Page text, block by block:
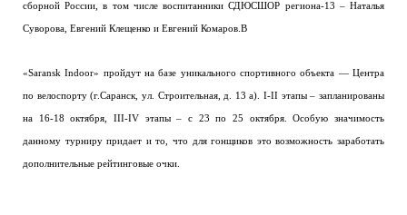
сборной России, в том числе воспитанники СДЮСШОР региона-13 – Наталья
Суворова, Евгений Клещенко и Евгений Комаров.В
«Saransk Indoor» пройдут на базе уникального спортивного объекта — Центра
по велоспорту (г.Саранск, ул. Строительная, д. 13 а). I-II этапы – запланированы
на 16-18 октября, III-IV этапы – с 23 по 25 октября. Особую значимость
данному турниру придает и то, что для гонщиков это возможность заработать
дополнительные рейтинговые очки.